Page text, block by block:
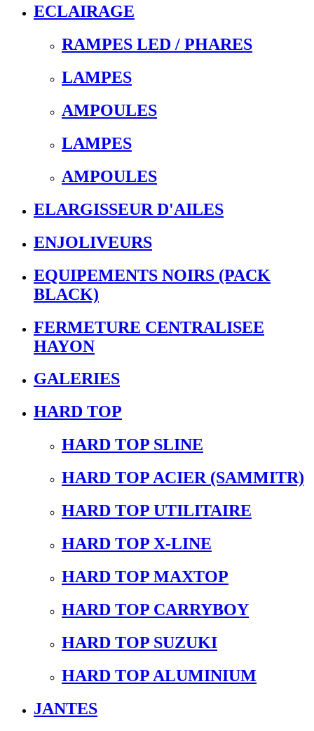
ECLAIRAGE
RAMPES LED / PHARES
LAMPES
AMPOULES
LAMPES
AMPOULES
ELARGISSEUR D'AILES
ENJOLIVEURS
EQUIPEMENTS NOIRS (PACK
BLACK)
FERMETURE CENTRALISEE
HAYON
GALERIES
HARD TOP
HARD TOP SLINE
HARD TOP ACIER (SAMMITR)
HARD TOP UTILITAIRE
HARD TOP X-LINE
HARD TOP MAXTOP
HARD TOP CARRYBOY
HARD TOP SUZUKI
HARD TOP ALUMINIUM
JANTES